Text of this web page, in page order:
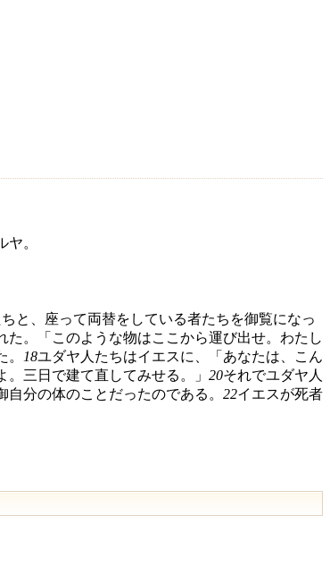
。
と、座って両替をしている者たちを御覧になっ
た。「このような物はここから運び出せ。わたし
18ユダヤ人たちはイエスに、「あなたは、こん
三日で建て直してみせる。」 20それでユダヤ人
分の体のことだったのである。 22イエスが死者